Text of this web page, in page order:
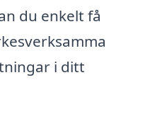
du enkelt få
i ditt